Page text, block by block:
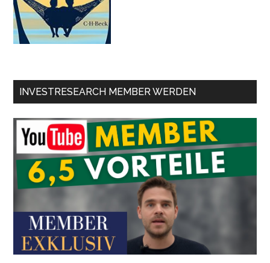
INVESTRESEARCH MEMBER WERDEN